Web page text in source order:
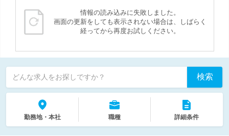
情報の読み込みに失敗しました。
画面の更新をしても表示されない場合は、しばらく
経ってから再度お試しください。
どんな求人をお探しですか？ 検索
勤務地・本社 職種 詳細条件